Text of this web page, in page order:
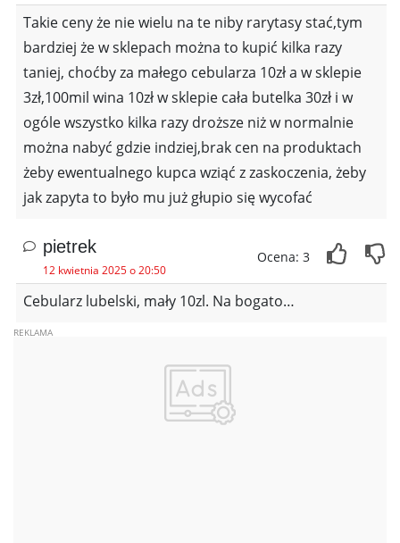
Takie ceny że nie wielu na te niby rarytasy stać,tym
bardziej że w sklepach można to kupić kilka razy
taniej, choćby za małego cebularza 10zł a w sklepie
3zł,100mil wina 10zł w sklepie cała butelka 30zł i w
ogóle wszystko kilka razy droższe niż w normalnie
można nabyć gdzie indziej,brak cen na produktach
żeby ewentualnego kupca wziąć z zaskoczenia, żeby
jak zapyta to było mu już głupio się wycofać
pietrek
12 kwietnia 2025 o 20:50
Ocena: 3
Cebularz lubelski, mały 10zl. Na bogato…